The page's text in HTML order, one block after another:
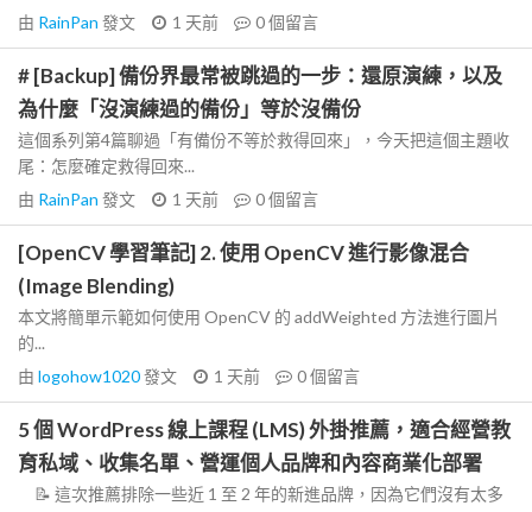
由 RainPan 發文 1 天前 0個留言
# [Backup] 備份界最常被跳過的一步：還原演練，以及
為什麼「沒演練過的備份」等於沒備份
這個系列第4篇聊過「有備份不等於救得回來」，今天把這個主題收
尾：怎麼確定救得回來...
由 RainPan 發文 1 天前 0個留言
[OpenCV 學習筆記] 2. 使用 OpenCV 進行影像混合
(Image Blending)
本文將簡單示範如何使用 OpenCV 的 addWeighted 方法進行圖片
的...
由 logohow1020發文 1 天前 0個留言
5 個 WordPress 線上課程 (LMS) 外掛推薦，適合經營教
育私域、收集名單、營運個人品牌和內容商業化部署
📝 這次推薦排除一些近 1 至 2 年的新進品牌，因為它們沒有太多